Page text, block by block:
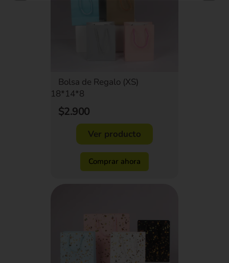
Bolsa de Regalo (XS)
18*14*8
$2.900
Ver producto
Comprar ahora